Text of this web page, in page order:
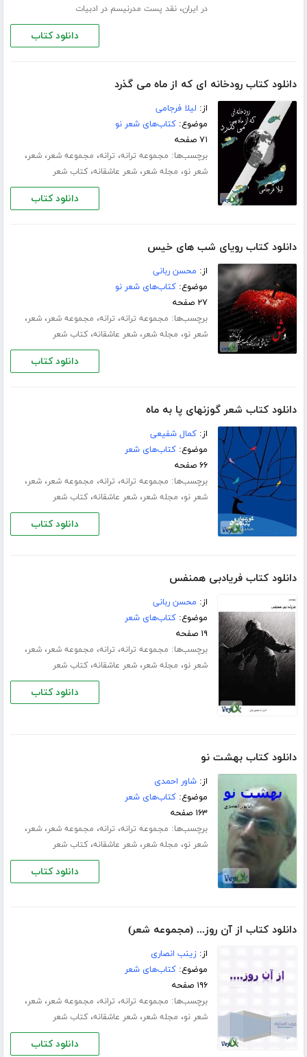
در ایران،نقد پست مدرنیسم در ادبیات
دانلود کتاب
دانلود کتاب رودخانه ای که از ماه می گذرد
از: لیلا فرجامی
موضوع:کتاب‌های شعر نو
۷۱ صفحه
برچسب‌ها: مجموعه ترانه، ترانه، مجموعه شعر،شعر،
شعر نو، مجله شعر،شعر عاشقانه،کتاب شعر
دانلود کتاب
دانلود کتاب رویای شب های خیس
از: محسن ربانی
موضوع:کتاب‌های شعر نو
۲۷ صفحه
برچسب‌ها: مجموعه ترانه، ترانه، مجموعه شعر،شعر،
شعر نو، مجله شعر،شعر عاشقانه،کتاب شعر
دانلود کتاب
دانلود کتاب شعر گوزنهای پا به ماه
از:کمال شفیعی
موضوع:کتاب‌های شعر
۶۶ صفحه
برچسب‌ها: مجموعه ترانه، ترانه، مجموعه شعر،شعر،
شعر نو، مجله شعر،شعر عاشقانه،کتاب شعر
دانلود کتاب
دانلود کتاب فریادبی همنفس
از: محسن ربانی
موضوع:کتاب‌های شعر
۱۹ صفحه
برچسب‌ها: مجموعه ترانه، ترانه، مجموعه شعر،شعر،
شعر نو، مجله شعر،شعر عاشقانه،کتاب شعر
دانلود کتاب
دانلود کتاب بهشت نو
از:شاور احمدی
موضوع:کتاب‌های شعر
۱۶۳ صفحه
برچسب‌ها: مجموعه ترانه، ترانه، مجموعه شعر،شعر،
شعر نو، مجله شعر،شعر عاشقانه،کتاب شعر
دانلود کتاب
دانلود کتاب از آن روز... (مجموعه شعر)
از:زینب انصاری
موضوع:کتاب‌های شعر
۱۹۶ صفحه
برچسب‌ها: مجموعه ترانه، ترانه، مجموعه شعر،شعر،
شعر نو، مجله شعر،شعر عاشقانه،کتاب شعر
دانلود کتاب